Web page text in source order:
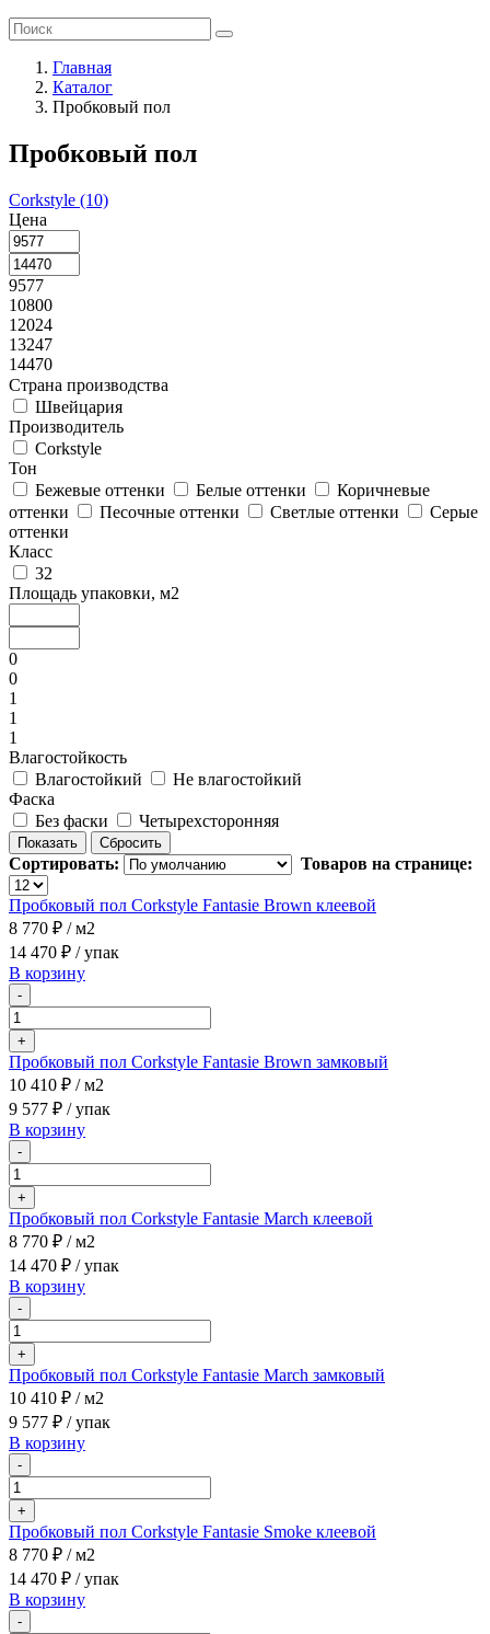
Главная
Каталог
Пробковый пол
Пробковый пол
Corkstyle (10)
Цена
9577
10800
12024
13247
14470
Страна производства
Швейцария
Производитель
Corkstyle
Тон
Бежевые оттенки
Белые оттенки
Коричневые
оттенки
Песочные оттенки Светлые оттенки
Серые
оттенки
Класс
32
Площадь упаковки, м2
0
0
1
1
1
Влагостойкость
Влагостойкий
Не влагостойкий
Фаска
Без фаски
Четырехсторонняя
Сортировать: Товаров на странице:
Пробковый пол Corkstyle Fantasie Brown клеевой
8 770 ₽ / м2
14 470 ₽ / упак
В корзину
-
+
Пробковый пол Corkstyle Fantasie Brown замковый
10 410 ₽ / м2
9 577 ₽ / упак
В корзину
-
+
Пробковый пол Corkstyle Fantasie March клеевой
8 770 ₽ / м2
14 470 ₽ / упак
В корзину
-
+
Пробковый пол Corkstyle Fantasie March замковый
10 410 ₽ / м2
9 577 ₽ / упак
В корзину
-
+
Пробковый пол Corkstyle Fantasie Smoke клеевой
8 770 ₽ / м2
14 470 ₽ / упак
В корзину
-